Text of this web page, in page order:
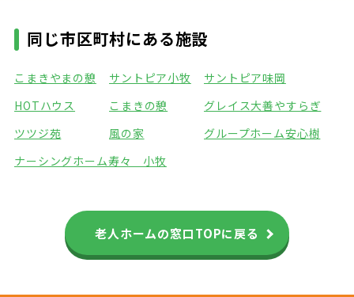
同じ市区町村にある施設
こまきやまの憩 サントピア小牧
サントピア味岡
HOTハウス
こまきの憩
グレイス大善やすらぎ
ツツジ苑
風の家
グループホーム安心樹
ナーシングホーム寿々 小牧
老人ホームの窓口TOPに戻る